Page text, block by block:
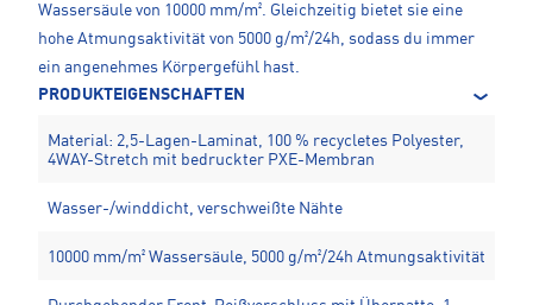
Wassersäule von 10000 mm/m². Gleichzeitig bietet sie eine
hohe Atmungsaktivität von 5000 g/m²/24h, sodass du immer
ein angenehmes Körpergefühl hast.
PRODUKTEIGENSCHAFTEN
Material: 2,5-Lagen-Laminat, 100 % recycletes Polyester,
4WAY-Stretch mit bedruckter PXE-Membran
Wasser-/winddicht, verschweißte Nähte
10000 mm/m² Wassersäule, 5000 g/m²/24h Atmungsaktivität